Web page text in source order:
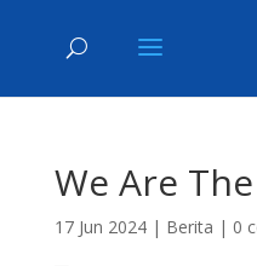
We Are
17 Jun 2024| Berita | 0